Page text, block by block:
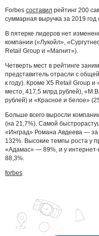
Forbes составил рейтинг 200
суммарная выручка за 2019
В пятерке лидеров нет
компании («Лукойл»,
Retail Group и «Магнит»).
Четверть мест в рейтинге
представитель отрасли с
к году). Кроме X5 Retail Group
место, 417,5 млрд рублей),
рублей) и «Красное и белое»
Больше всего выросли
(на 21,7%). Самой
«Инград» Романа Авдеева — за
132%. Высокие темпы роста у
«Адамас» — 89%, и у
88,3%.
forbes